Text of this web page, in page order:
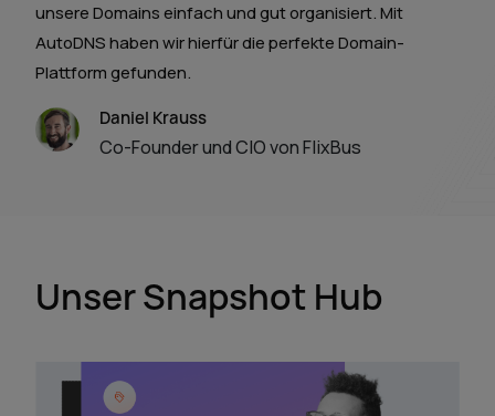
unsere Domains einfach und gut organisiert. Mit
AutoDNS haben wir hierfür die perfekte Domain-
Plattform gefunden.
Daniel Krauss
Co-Founder und CIO von FlixBus
Unser Snapshot Hub